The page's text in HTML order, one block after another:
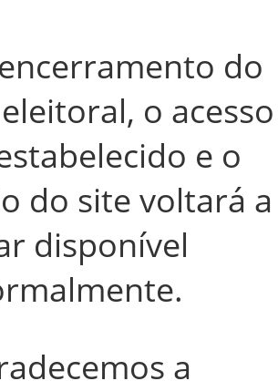
do
o acesso
e o
do site voltará a
disponível
a